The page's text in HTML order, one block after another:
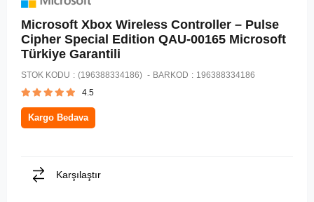
Microsoft Xbox Wireless Controller – Pulse
Cipher Special Edition QAU-00165 Microsoft
Türkiye Garantili
STOK KODU (196388334186) BARKOD : 196388334186
4.5
Kargo Bedava
Karşılaştır